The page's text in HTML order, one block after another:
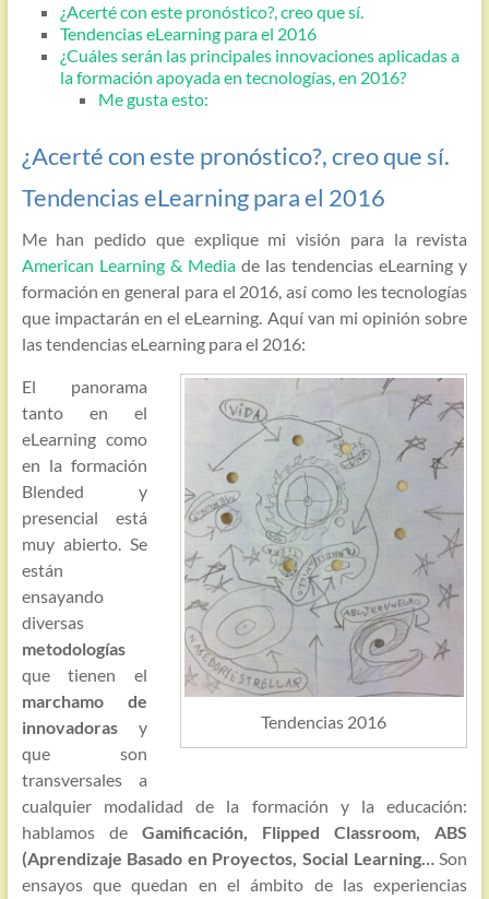
¿Acerté con este pronóstico?, creo que sí.
Tendencias eLearning para el 2016
¿Cuáles serán las principales innovaciones aplicadas a
la formación apoyada en tecnologías, en 2016?
Me gusta esto:
¿Acerté con este pronóstico?, creo que sí.
Tendencias eLearning para el 2016
Me han pedido que explique mi visión para la revista
American Learning & Mediade las tendencias eLearning y
formación en general para el 2016, así como les tecnologías
que impactarán en el eLearning. Aquí van mi opinión sobre
las tendencias eLearning para el 2016:
Tendencias 2016
El panorama
tanto en el
eLearning como
en la formación
Blended y
presencial está
muy abierto. Se
están
ensayando
diversas
metodologías
que tienen el
marchamo de
innovadorasy
que son
transversales a
cualquier modalidad de la formación y la educación:
hablamos de Gamificación, Flipped Classroom, ABS
(Aprendizaje Basado en Proyectos, Social Learning…Son
ensayos que quedan en el ámbito de las experiencias